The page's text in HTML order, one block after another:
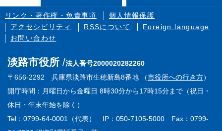
リンク・著作権・免責事項
個人情報保護
アクセシビリティ
RSSについて
Foreign language
お問い合わせ
淡路市役所
法人番号2000020282260
〒656-2292 兵庫県淡路市生穂新島8番地 （市役所への行き方）
開庁時間：月曜日から金曜日 8時30分から17時15分まで（祝日・
休日・年末年始を除く）
Tel：0799-64-0001（代表） IP：050-7105-5000 Fax：0799-